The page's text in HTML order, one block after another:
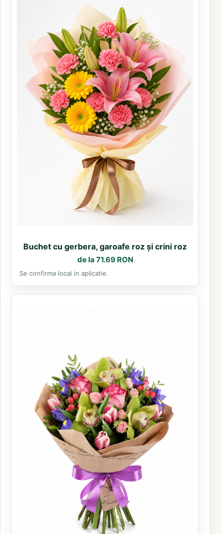
Buchet cu gerbera, garoafe roz și crini roz
de la 71.69 RON
Se confirma local in aplicatie.